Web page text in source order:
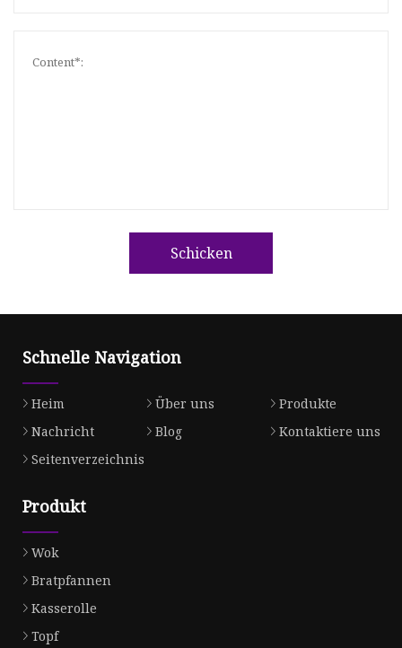
Schicken
Schnelle Navigation
Heim Über uns
Produkte
Nachricht
Blog
Kontaktiere uns
Seitenverzeichnis
Produkt
Wok
Bratpfannen
Kasserolle
Topf